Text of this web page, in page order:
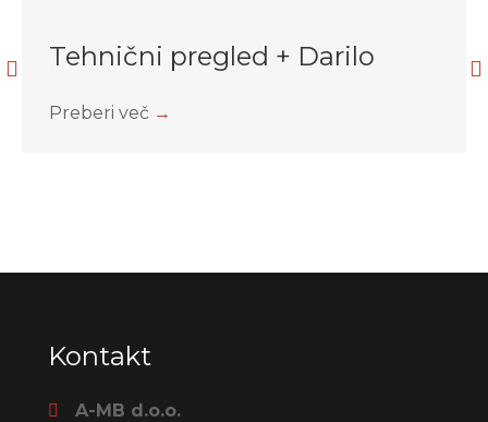
Tehnični pregled + Darilo
Preberi več →
Kontakt
A-MB d.o.o.